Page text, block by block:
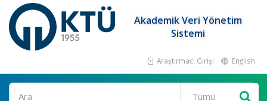
Akademik Veri Yönetim
Sistemi
Araştırmacı Girişi English
Ara